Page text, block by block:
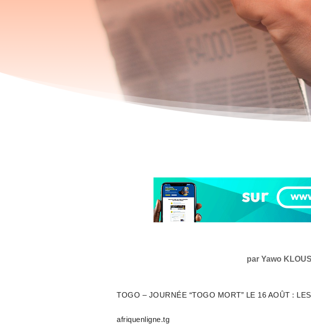
par Yawo
TOGO – JOURNÉE “TOGO MORT” LE 16 AOÛT :
afriquenligne.tg